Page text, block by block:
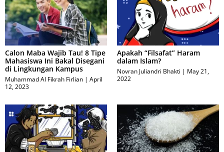
Calon Maba Wajib Tau! 8 Tipe
Mahasiswa Ini Bakal Disegani
di Lingkungan Kampus
Muhammad Al Fikrah Firlian
April
12, 2023
Apakah “Filsafat” Haram
dalam Islam?
Novran Juliandri Bhakti
May 21,
2022